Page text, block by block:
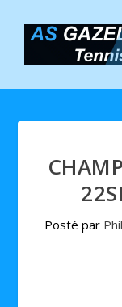
Posté par